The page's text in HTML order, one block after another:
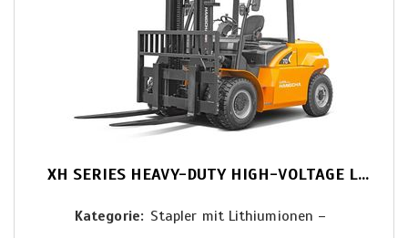
XH SERIES HEAVY-DUTY HIGH-VOLTAGE LITHIUM BATTERY FORKLIFT
Kategorie
Stapler mit Lithiumionen –